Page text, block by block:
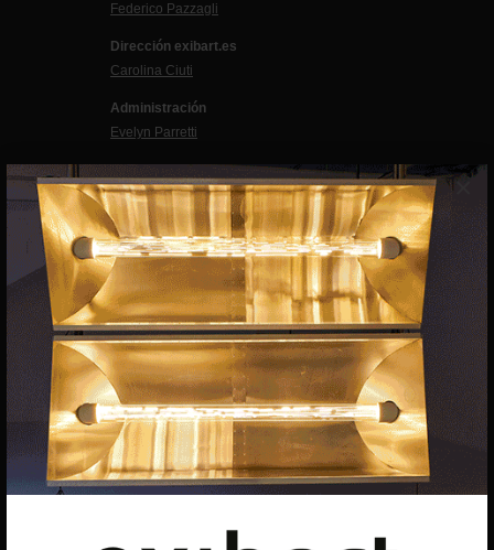
×
Federico Pazzagli
Dirección exibart.es
Carolina Ciuti
Administración
Evelyn Parretti
Marketing
Francesca Grismondi
Programación y diseño web
Giovanni Costante
Marcello Moi
EXIBART SPAIN, S.L.U.
AVINGUDA ROMA, 12
CIF: B06956841